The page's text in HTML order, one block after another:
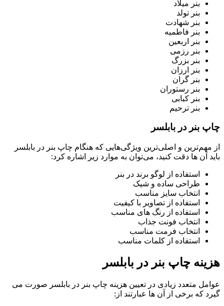
بنر میلاد
بنر تولد
بنر شهادت
بنر فاطمیه
بنر اربعین
بنر رزمی
بنر بزرگ
بنر ارزان
بنر گران
بنر رستوران
بنر کبابی
بنر ترحیم
چاپ بنر در بابلسر
از مهم‌ترین و اصلی‌ترین ویژگی‌هایی که هنگام چاپ بنر در بابلسر
باید آن ها دقت کنید، می‌توان به موارد زیر اشاره کرد:
استفاده از لوگو برند در بنر
طراحی ساده و شیک
انتخاب سایز مناسب
استفاده از تصاویر با کیفیت
استفاده از رنگ های مناسب
انتخاب فونت جذاب
انتخاب فرمت مناسب
استفاده از کلمات مناسب
هزینه چاپ بنر در بابلسر
عوامل متعدد زیادی در تعیین هزینه چاپ بنر در بابلسر صورت می
گیرد که برخی از آن ها عبارتند از: